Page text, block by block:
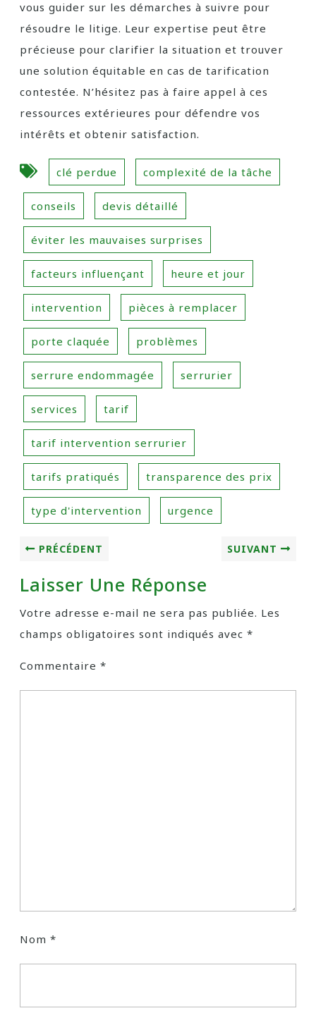
vous guider sur les démarches à suivre pour
résoudre le litige. Leur expertise peut être
précieuse pour clarifier la situation et trouver
une solution équitable en cas de tarification
contestée. N’hésitez pas à faire appel à ces
ressources extérieures pour défendre vos
intérêts et obtenir satisfaction.
clé perdue complexité de la tâche
conseils devis détaillé
éviter les mauvaises surprises
facteurs influençant heure et jour
intervention pièces à remplacer
porte claquée problèmes
serrure endommagée serrurier
services tarif
tarif intervention serrurier
tarifs pratiqués transparence des prix
type d'intervention urgence
PRÉCÉDENT SUIVANT
Laisser Une Réponse
Votre adresse e-mail ne sera pas publiée. Les
champs obligatoires sont indiqués avec *
Commentaire *
Nom *